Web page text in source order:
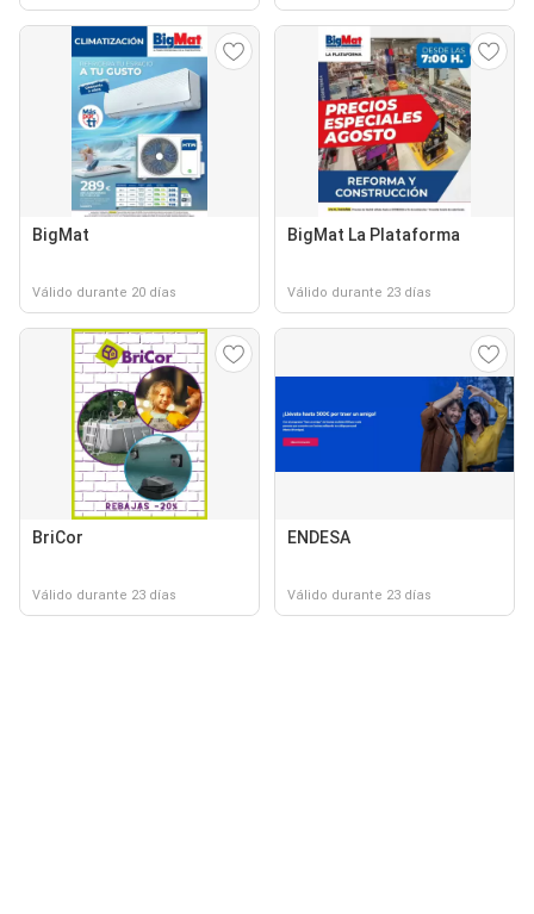
BigMat
Válido durante 20 días
BigMat La Plataforma
Válido durante 23 días
BriCor
Válido durante 23 días
ENDESA
Válido durante 23 días